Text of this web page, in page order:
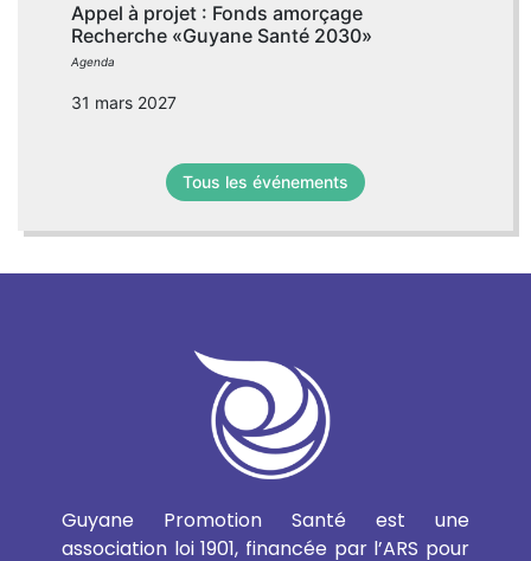
Appel à projet : Fonds amorçage
Recherche «Guyane Santé 2030»
Agenda
31 mars 2027
Tous les événements
Guyane Promotion Santé est une
association loi 1901, financée par l’ARS pour